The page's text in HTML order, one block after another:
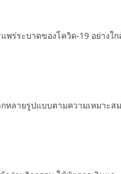
ร่ระบาดของโควิด-19 อย่าง
ลายรูปแบบตามความเหมาะส